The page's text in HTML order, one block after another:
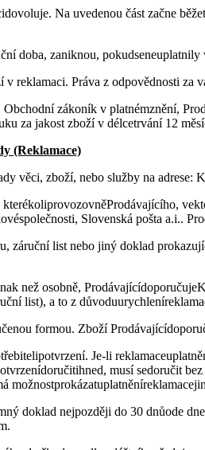
Na uvedenou část začne
doba, zaniknou, pokudseneuplatnily
reklamaci. Práva z odpovědnosti
zákoník v platnémznění,
za jakost zboží v délcetrvání 12
(Reklamace)
věci, zboží, nebo služby na
Slovenská pošta a.i..
záruční list nebo jiný doklad
než osobně,
list), a to z
formou. Zboží
Je-li
musí sedoručit
doklad nejpozději do 30 dnůode